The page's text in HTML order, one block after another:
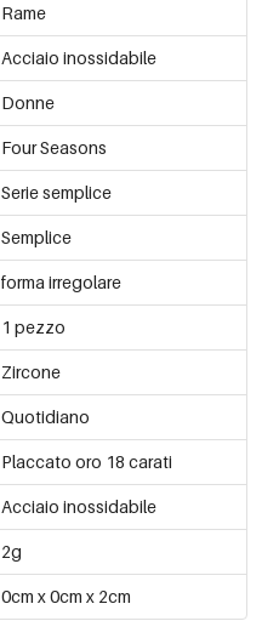
Rame
Acciaio inossidabile
Donne
Four Seasons
Serie semplice
Semplice
forma irregolare
1 pezzo
Zircone
Quotidiano
Placcato oro 18 carati
Acciaio inossidabile
2g
0cm x 0cm x 2cm